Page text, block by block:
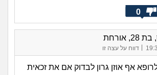
0
אורחת
דווח על עצה זו
אף אוזן גרון לבדוק אם את זכאית